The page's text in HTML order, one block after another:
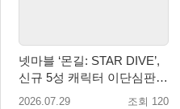
넷마블 ‘몬길: STAR DIVE’,
신규 5성 캐릭터 이단심판관
‘메이벨’ 등장
2026.07.29 조회 120